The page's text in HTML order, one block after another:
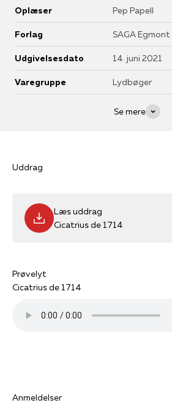
Oplæser Pep Papell
Forlag SAGA Egmont
Udgivelsesdato 14. juni 2021
Varegruppe Lydbøger
Se mere
Uddrag
Læs uddrag
Cicatrius de 1714
Prøvelyt
Cicatrius de 1714
Anmeldelser